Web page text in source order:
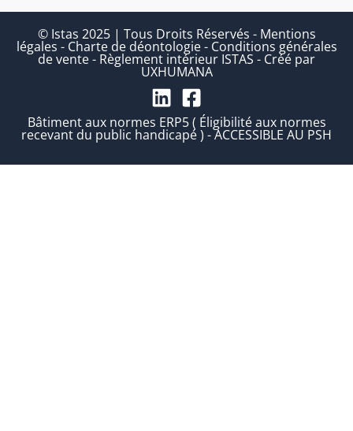
© Istas 2025 | Tous Droits Réservés - Mentions
légales - Charte de déontologie- Conditions générales
de vente- Règlement intérieur ISTAS - Créé par
UXHUMANA
Bâtiment aux normes ERP5 ( Éligibilité aux normes
recevant du public handicapé ) - ACCESSIBLE AU PSH